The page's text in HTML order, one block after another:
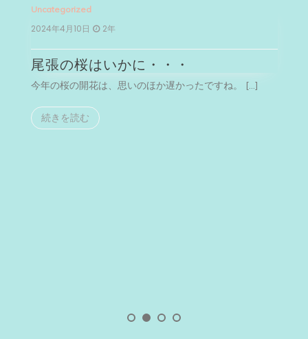
Uncategorized
2024年4月10日 2年
尾張の桜はいかに・・・
今年の桜の開花は、思いのほか遅かったですね。 […]
続きを読む